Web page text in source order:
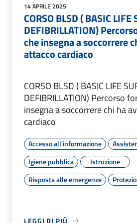
14 APRILE 2025
CORSO BLSD ( BASIC LIFE
DEFIBRILLATION)
che insegna a soccorrere
attacco cardiaco
CORSO BLSD ( BASIC LIFE
DEFIBRILLATION) Percorso
insegna a soccorrere chi ha
cardiaco
Accesso all'informazione
Igiene pubblica
Istruzione
Risposta alle emergenze
LEGGI DI PIÙ